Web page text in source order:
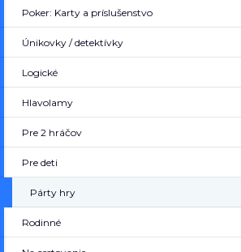
Poker: Karty a príslušenstvo
Únikovky / detektívky
Logické
Hlavolamy
Pre 2 hráčov
Pre deti
Párty hry
Rodinné